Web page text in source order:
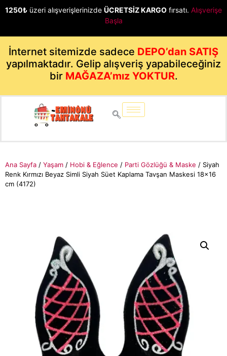
1250₺ üzeri alışverişlerinizde ÜCRETSİZ KARGO fırsatı. Alışverişe
Başla
İnternet sitemizde sadece DEPO’dan SATIŞ
yapılmaktadır. Gelip alışveriş yapabileceğiniz
bir MAĞAZA’mız YOKTUR.
Ana Sayfa / Yaşam / Hobi & Eğlence / Parti Gözlüğü & Maske / Siyah
Renk Kırmızı Beyaz Simli Siyah Süet Kaplama Tavşan Maskesi 18×16
cm (4172)